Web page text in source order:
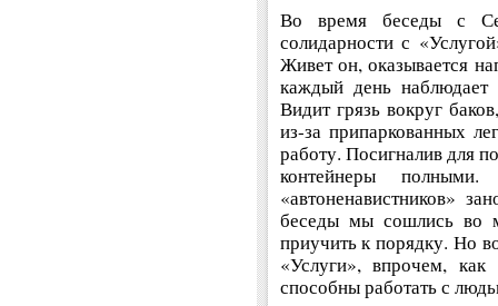
Во время беседы с
солидарности с
Живет он, оказывается
каждый день
Видит грязь вокруг
из-за припаркованных
работу. Посигналив для
контейнеры
«автоненавистников»
беседы мы сошлись во
приучить к порядку. Но
«Услуги», впрочем,
способны работать с